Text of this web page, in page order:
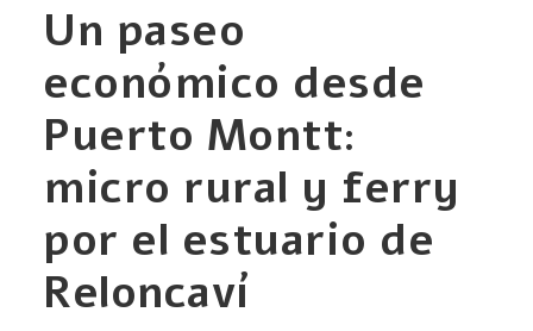
Un paseo
económico desde
Puerto Montt:
micro rural y ferry
por el estuario de
Reloncaví